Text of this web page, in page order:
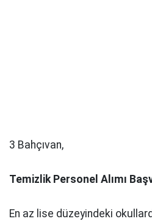
3 Bahçıvan,
Temizlik Personel Alımı
En az lise düzeyindeki